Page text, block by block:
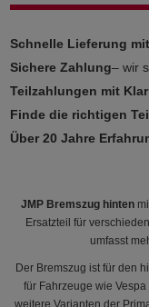
Schnelle Lieferung
Sichere Zahlung– wir
Teilzahlungen mit
Finde die richtigen
Über 20 Jahre
JMP Bremszug hinten
Ersatzteil für
umfasst
Der Bremszug ist für den
für Fahrzeuge wie
weitere Varianten der